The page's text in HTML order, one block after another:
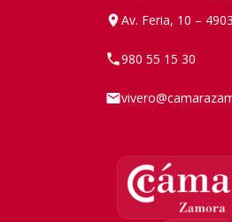
Av. Feria, 10 –
980 55 15 30